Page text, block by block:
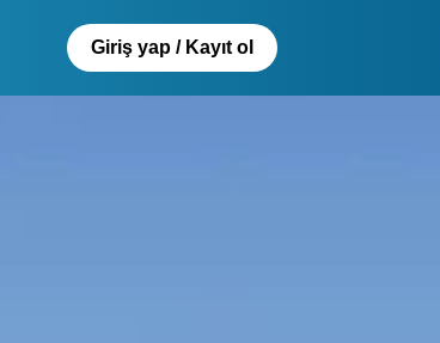
Giriş yap / Kayıt ol